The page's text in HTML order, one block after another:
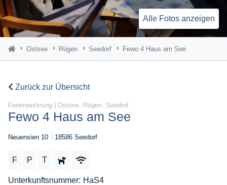
Alle Fotos anzeigen
Ostsee Rügen Seedorf Fewo 4 Haus am See
Zurück zur Übersicht
Ferienwohnung | Ostsee, Rügen, Seedorf
Fewo 4 Haus am See
Neuensien 10 18586 Seedorf
F P T
Unterkunftsnummer
HaS4